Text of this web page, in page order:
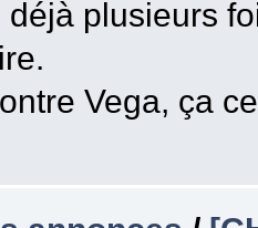
déjà plusieurs
Vega, ça